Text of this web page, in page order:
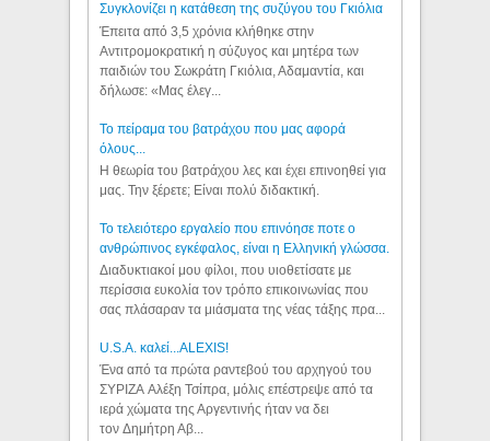
Συγκλονίζει η κατάθεση της συζύγου του Γκιόλια
Έπειτα από 3,5 χρόνια κλήθηκε στην
Αντιτρομοκρατική η σύζυγος και μητέρα των
παιδιών του Σωκράτη Γκιόλια, Αδαμαντία, και
δήλωσε: «Μας έλεγ...
Το πείραμα του βατράχου που μας αφορά
όλους...
Η θεωρία του βατράχου λες και έχει επινοηθεί για
μας. Την ξέρετε; Είναι πολύ διδακτική.
Το τελειότερο εργαλείο που επινόησε ποτε ο
ανθρώπινος εγκέφαλος, είναι η Ελληνική γλώσσα.
Διαδυκτιακοί μου φίλοι, που υιοθετίσατε με
περίσσια ευκολία τον τρόπο επικοινωνίας που
σας πλάσαραν τα μιάσματα της νέας τάξης πρα...
U.S.A. καλεί...ALEXIS!
Ένα από τα πρώτα ραντεβού του αρχηγού του
ΣΥΡΙΖΑ Αλέξη Τσίπρα, μόλις επέστρεψε από τα
ιερά χώματα της Αργεντινής ήταν να δει
τον Δημήτρη Αβ...